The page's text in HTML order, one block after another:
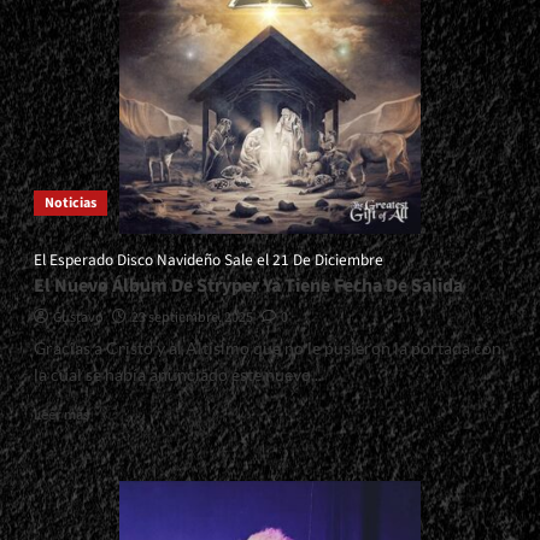
<span>
|
</span>
</small>
<div>Esos
Raros
Peinados
Antiguos…
</div>
Noticias
El Esperado Disco Navideño Sale el 21 De Diciembre
El Nuevo Álbum De Stryper Ya Tiene Fecha De Salida
Gustavo 23 septiembre, 2025
0
Gracias a Cristo y al Altísimo que no le pusieron la portada con
la cual se había anunciado este nuevo...
Leer másRead
more
about
<small>El
Esperado
Disco